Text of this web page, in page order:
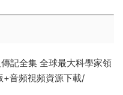
記全集 全球最大科學家領
+音頻視頻資源下載/